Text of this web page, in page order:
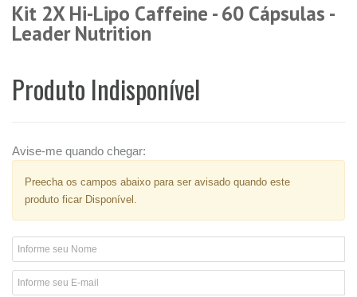
Kit 2X Hi-Lipo Caffeine - 60 Cápsulas -
Leader Nutrition
Produto Indisponível
Avise-me quando chegar:
Preecha os campos abaixo para ser avisado quando este
produto ficar Disponível.